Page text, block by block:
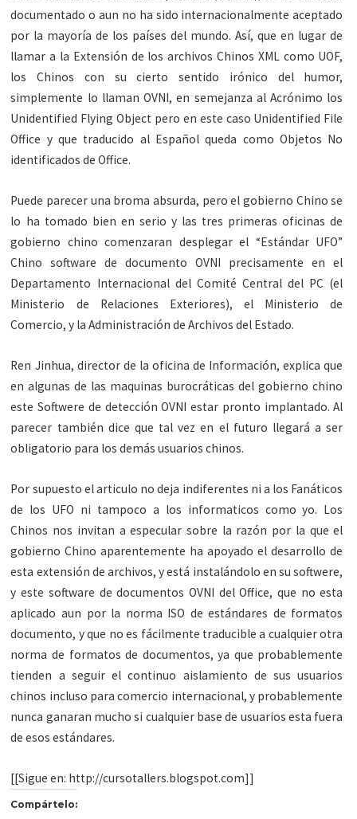
documentado o aun no ha sido internacionalmente aceptado
por la mayoría de los países del mundo. Así, que en lugar de
llamar a la Extensión de los archivos Chinos XML como UOF,
los Chinos con su cierto sentido irónico del humor,
simplemente lo llaman OVNI, en semejanza al Acrónimo los
Unidentified Flying Object pero en este caso Unidentified File
Office y que traducido al Español queda como Objetos No
identificados de Office.
Puede parecer una broma absurda, pero el gobierno Chino se
lo ha tomado bien en serio y las tres primeras oficinas de
gobierno chino comenzaran desplegar el “Estándar UFO”
Chino software de documento OVNI precisamente en el
Departamento Internacional del Comité Central del PC (el
Ministerio de Relaciones Exteriores), el Ministerio de
Comercio, y la Administración de Archivos del Estado.
Ren Jinhua, director de la oficina de Información, explica que
en algunas de las maquinas burocráticas del gobierno chino
este Softwere de detección OVNI estar pronto implantado. Al
parecer también dice que tal vez en el futuro llegará a ser
obligatorio para los demás usuarios chinos.
Por supuesto el articulo no deja indiferentes ni a los Fanáticos
de los UFO ni tampoco a los informaticos como yo. Los
Chinos nos invitan a especular sobre la razón por la que el
gobierno Chino aparentemente ha apoyado el desarrollo de
esta extensión de archivos, y está instalándolo en su softwere,
y este software de documentos OVNI del Office, que no esta
aplicado aun por la norma ISO de estándares de formatos
documento, y que no es fácilmente traducible a cualquier otra
norma de formatos de documentos, ya que probablemente
tienden a seguir el continuo aislamiento de sus usuarios
chinos incluso para comercio internacional, y probablemente
nunca ganaran mucho si cualquier base de usuarios esta fuera
de esos estándares.
[[Sigue en: http://cursotallers.blogspot.com]]
Compártelo: